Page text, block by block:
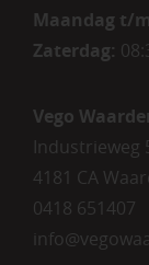
Maandag t/
Zaterdag:
Vego
Industrieweg
4181 CA
0418 651407